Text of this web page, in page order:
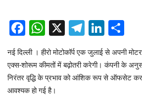
Facebook
WhatsApp
X Telegram
नई दिल्ली । हीरो मोटोकॉर्प एक जुलाई से अपनी
एक्स-शोरूम कीमतों में बढ़ोतरी करेगी। कंपनी के
निरंतर वृद्धि के प्रभाव को आंशिक रूप से ऑफसेट
आवश्यक हो गई है।